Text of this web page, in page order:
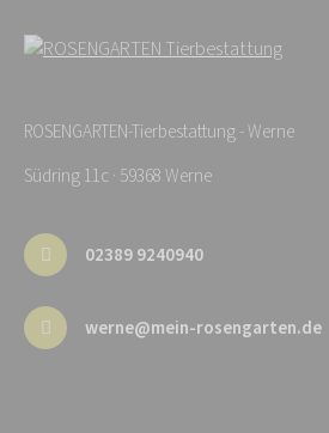
ROSENGARTEN-Tierbestattung - Werne
Südring 11c · 59368 Werne
02389 9240940
werne@mein-rosengarten.de